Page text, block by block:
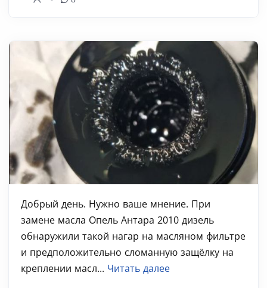
Добрый день. Нужно ваше мнение. При
замене масла Опель Антара 2010 дизель
обнаружили такой нагар на масляном фильтре
и предположительно сломанную защёлку на
креплении масл... Читать далее